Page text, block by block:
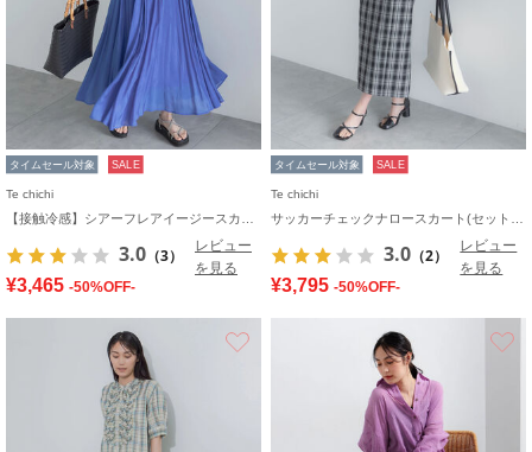
タイムセール対象 SALE
Te chichi
3.0 （3）
レビュー
を見る
¥3,465 -50%OFF-
タイムセール対象 SALE
Te chichi
3.0 （2）
レビュー
を見る
¥3,795 -50%OFF-